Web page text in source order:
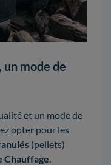
un mode de
et un mode de
opter pour les
(pellets)
Chauffage.